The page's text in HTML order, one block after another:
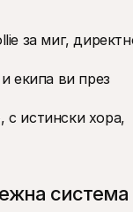
за миг,
екипа ви през
истински хора,
система